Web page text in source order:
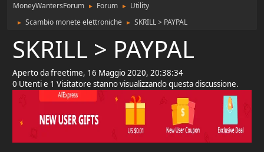
MoneyWantersForum ► Forum ► Utility
► Scambio monete elettroniche ► SKRILL > PAYPAL
SKRILL > PAYPAL
Aperto da freetime, 16 Maggio 2020, 20:38:34
0 Utenti e 1 Visitatore stanno visualizzando questa discussione.